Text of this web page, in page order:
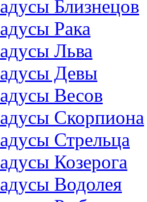
Близнецов
Рака
Льва
Девы
Весов
Скорпиона
Стрельца
Козерога
Водолея